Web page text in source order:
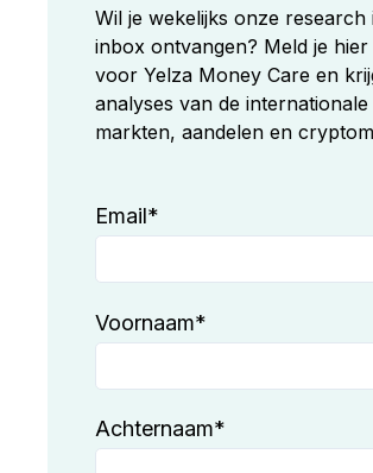
Wil je wekelijks onze research
inbox ontvangen? Meld je hier
voor Yelza Money Care en
analyses van de internationale
markten, aandelen en
Email*
Voornaam*
Achternaam*